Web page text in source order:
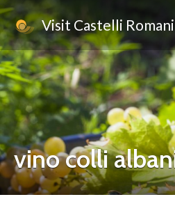
Visit Castelli Romani
vino colli